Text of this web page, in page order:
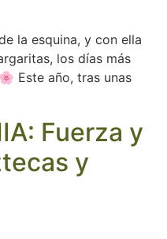
la esquina, y con ella
los días más
Este año, tras unas
Fuerza y
y